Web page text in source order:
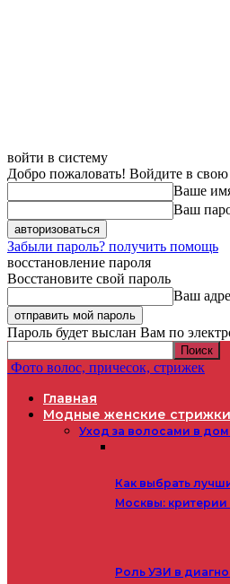
войти в систему
Добро пожаловать! Войдите в
Ваше
Ваш
Забыли пароль? получить помощь
восстановление пароля
Восстановите свой пароль
Ваш
Пароль будет выслан Вам по
Фото волос, причесок, стрижек
Главная
Модные женские стрижки
Уход за волосами в
Как выбрать
Москвы:
Роль УЗИ в